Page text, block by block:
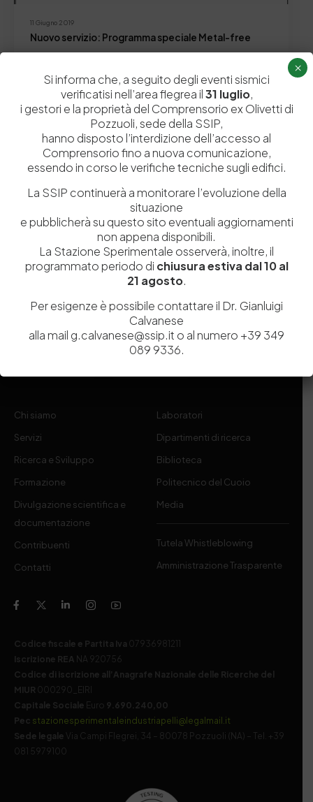
11 Giugno 2019
Nuovo servizio: Programma speciale Metal-free
(MF) con lo…
by Admin_dev2 0 0
Istituita a Napoli per Regio Decreto nel 1885, la Stazione
Sperimentale per l’Industria delle Pelli e delle materie concianti
(SSIP) è un Organismo di Ricerca Nazionale delle Camere di
Commercio di Napoli, Toscana Nord-Ovest e Vicenza.
Chi siamo
Servizi
Ricerca e Sviluppo
Formazione
Divulgazione scientifica e
documentazione
Contribuenti
Contatti
Laboratori
Dipartimenti di ricerca
Biblioteca
Politecnico del Cuoio
Media
Tutela Whistleblowing
Amministrazione Trasparente
Codice fiscale e Partita Iva 07936981211
Iscrizione REA NA 920756
Codice di iscrizione all’Anagrafe Nazionale delle Ricerche del
MIUR 000290_EIRI
Capitale Sociale Euro 9.690.240,00
Pec stazionesperimentaleindustriapelli@legalmail.it
Sede legale
Via Campi Flegrei, 34 – 80078 Pozzuoli (NA) – Tel. +39
081 5979100
Si informa che, a seguito degli eventi sismici
verificatisi nell’area flegrea il31 luglio,
i gestori e la proprietà del Comprensorio ex Olivetti di
Pozzuoli, sede della SSIP,
hanno disposto l’interdizione dell’accesso al
Comprensorio fino a nuova comunicazione,
essendo in corso le verifiche tecniche sugli edifici.
La SSIP continuerà a monitorare l’evoluzione della
situazione
e pubblicherà su questo sito eventuali aggiornamenti
non appena disponibili.
La Stazione Sperimentale osserverà, inoltre, il
programmato periodo di chiusura estiva dal 10 al
21 agosto.
Per esigenze è possibile contattare il Dr. Gianluigi
Calvanese
alla mail g.calvanese@ssip.it o al numero +39 349
089 9336.
×